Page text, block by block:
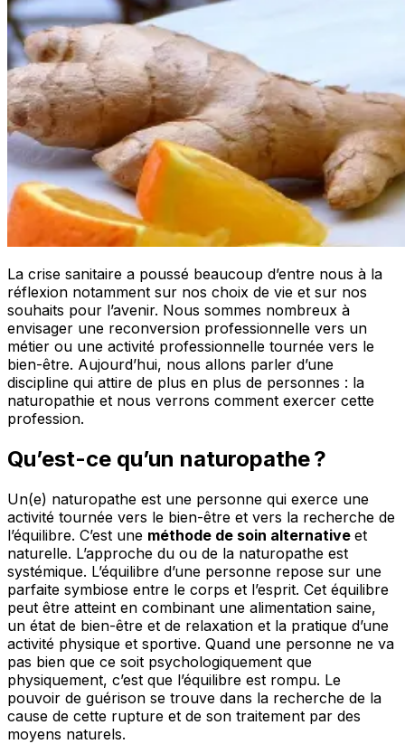
La crise sanitaire a poussé beaucoup d’entre nous à la
réflexion notamment sur nos choix de vie et sur nos
souhaits pour l’avenir. Nous sommes nombreux à
envisager une reconversion professionnelle vers un
métier ou une activité professionnelle tournée vers le
bien-être. Aujourd’hui, nous allons parler d’une
discipline qui attire de plus en plus de personnes : la
naturopathie et nous verrons comment exercer cette
profession.
Qu’est-ce qu’un naturopathe ?
Un(e) naturopathe est une personne qui exerce une
activité tournée vers le bien-être et vers la recherche de
l’équilibre. C’est une méthode de soin alternative et
naturelle. L’approche du ou de la naturopathe est
systémique. L’équilibre d’une personne repose sur une
parfaite symbiose entre le corps et l’esprit. Cet équilibre
peut être atteint en combinant une alimentation saine,
un état de bien-être et de relaxation et la pratique d’une
activité physique et sportive. Quand une personne ne va
pas bien que ce soit psychologiquement que
physiquement, c’est que l’équilibre est rompu. Le
pouvoir de guérison se trouve dans la recherche de la
cause de cette rupture et de son traitement par des
moyens naturels.